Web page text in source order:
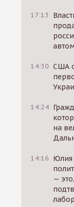
17:13
14:30 США
14:24
на
14:16 Юлия
—